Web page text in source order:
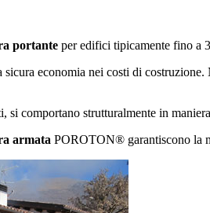
portante per edifici tipicamente fino a
sicura economia nei costi di
comportano strutturalmente in
armata POROTON® garantiscono la